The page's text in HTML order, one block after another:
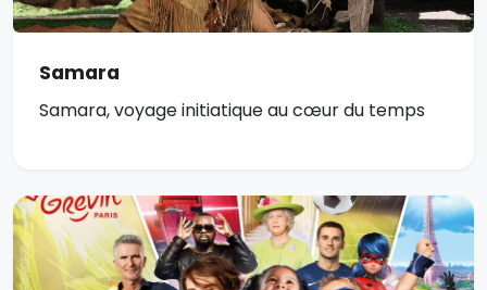
Samara
Samara, voyage initiatique au cœur du temps